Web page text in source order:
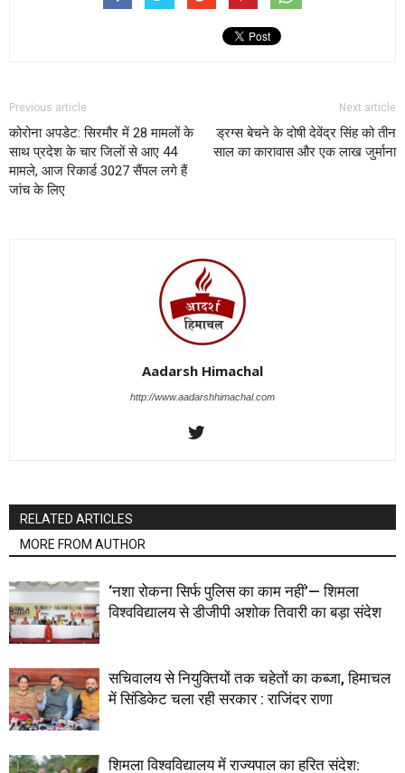
Previous article
कोरोना अपडेट: सिरमौर में 28 मामलों के
साथ प्रदेश के चार जिलों से आए 44
मामले, आज रिकार्ड 3027 सैंपल लगे हैं
जांच के लिए
Next article
ड्रग्स बेचने के दोषी देवेंद्र सिंह को तीन
साल का कारावास और एक लाख जुर्माना
Aadarsh Himachal
http://www.aadarshhimachal.com
RELATED ARTICLES
MORE FROM AUTHOR
‘नशा रोकना सिर्फ पुलिस का काम नहीं’— शिमला
विश्वविद्यालय से डीजीपी अशोक तिवारी का बड़ा संदेश
सचिवालय से नियुक्तियों तक चहेतों का कब्जा, हिमाचल
में सिंडिकेट चला रही सरकार : राजिंदर राणा
शिमला विश्वविद्यालय में राज्यपाल का हरित संदेश: